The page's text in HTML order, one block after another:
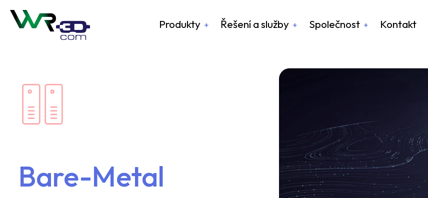
Produkty Řešení a služby Společnost Kontakt
Bare-Metal